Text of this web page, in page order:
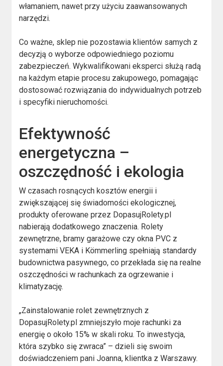
włamaniem, nawet przy użyciu zaawansowanych
narzędzi.
Co ważne, sklep nie pozostawia klientów samych z
decyzją o wyborze odpowiedniego poziomu
zabezpieczeń. Wykwalifikowani eksperci służą radą
na każdym etapie procesu zakupowego, pomagając
dostosować rozwiązania do indywidualnych potrzeb
i specyfiki nieruchomości.
Efektywność
energetyczna –
oszczędność i ekologia
W czasach rosnących kosztów energii i
zwiększającej się świadomości ekologicznej,
produkty oferowane przez DopasujRolety.pl
nabierają dodatkowego znaczenia. Rolety
zewnętrzne, bramy garażowe czy okna PVC z
systemami VEKA i Kömmerling spełniają standardy
budownictwa pasywnego, co przekłada się na realne
oszczędności w rachunkach za ogrzewanie i
klimatyzację.
„Zainstalowanie rolet zewnętrznych z
DopasujRolety.pl zmniejszyło moje rachunki za
energię o około 15% w skali roku. To inwestycja,
która szybko się zwraca” – dzieli się swoim
doświadczeniem pani Joanna, klientka z Warszawy.